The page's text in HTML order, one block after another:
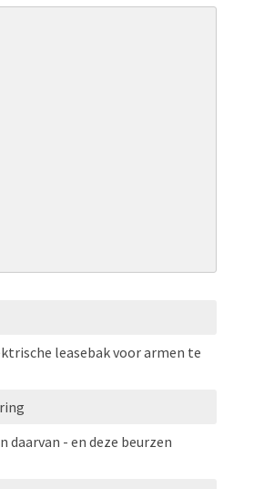
leasebak voor armen te
- en deze beurzen